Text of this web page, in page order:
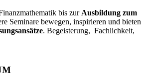
bis zurAusbildung zum
Seminare bewegen, inspirieren und bieten
. Begeisterung, Fachlichkeit,